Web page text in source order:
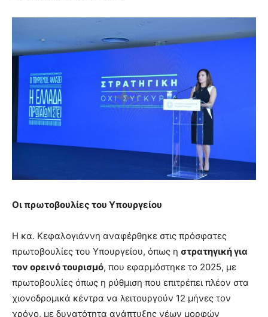
Οι πρωτοβουλίες του Υπουργείου
Η κα. Κεφαλογιάννη αναφέρθηκε στις πρόσφατες
πρωτοβουλίες του Υπουργείου, όπως η στρατηγική για
τον ορεινό τουρισμό, που εφαρμόστηκε το 2025, με
πρωτοβουλίες όπως η ρύθμιση που επιτρέπει πλέον στα
χιονοδρομικά κέντρα να λειτουργούν 12 μήνες τον
χρόνο, με δυνατότητα ανάπτυξης νέων μορφών